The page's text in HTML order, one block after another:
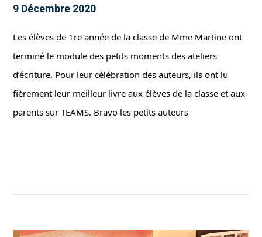
9 Décembre 2020
Les élèves de 1re année de la classe de Mme Martine ont
terminé le module des petits moments des ateliers
d’écriture. Pour leur célébration des auteurs, ils ont lu
fièrement leur meilleur livre aux élèves de la classe et aux
parents sur TEAMS. Bravo les petits auteurs